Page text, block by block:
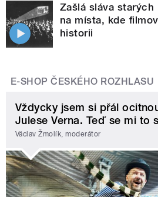
Zašlá sláva
na místa, kde
historii
E-SHOP ČESKÉHO ROZHLASU
Vždycky jsem si přál
Julese Verna. Teď se mi to
Václav Žmolík, moderátor